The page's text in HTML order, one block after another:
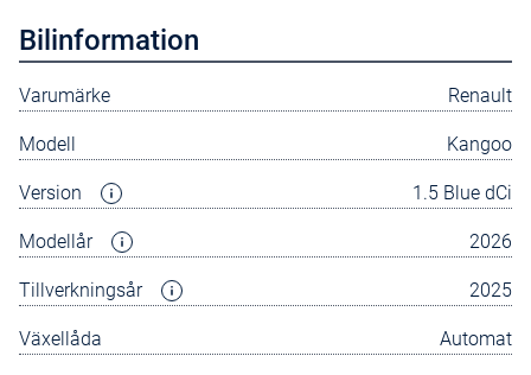
Bilinformation
Varumärke Renault
Modell Kangoo
Version 1.5 Blue dCi
Modellår 2026
Tillverkningsår 2025
Växellåda Automat